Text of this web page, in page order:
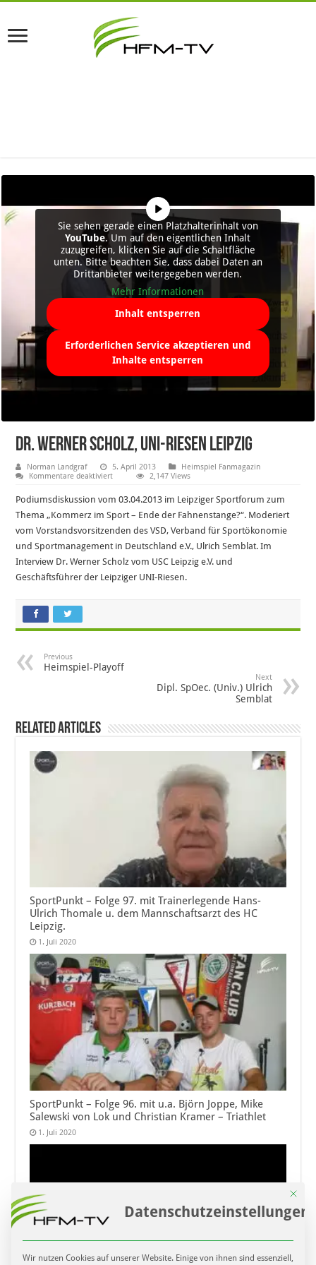
Sie sehen gerade einen Platzhalterinhalt von
YouTube. Um auf den eigentlichen Inhalt
zuzugreifen, klicken Sie auf die Schaltfläche
unten. Bitte beachten Sie, dass dabei Daten an
Drittanbieter weitergegeben werden.
Mehr Informationen
Inhalt entsperren
Erforderlichen Service akzeptieren und
Inhalte entsperren
Dr. Werner Scholz, UNI-Riesen Leipzig
Norman Landgraf 5. April 2013
Heimspiel Fanmagazin
Kommentare deaktiviertfür
Scholz,
UNI-
Riesen
Leipzig
2,147 Views
Podiumsdiskussion vom 03.04.2013 im Leipziger Sportforum zum
Thema „Kommerz im Sport – Ende der Fahnenstange?“. Moderiert
vom Vorstandsvorsitzenden des VSD, Verband für Sportökonomie
und Sportmanagement in Deutschland e.V., Ulrich Semblat. Im
Interview Dr. Werner Scholz vom USC Leipzig e.V. und
Geschäftsführer der Leipziger UNI-Riesen.
Previous
Heimspiel-Playoff
Next
Dipl. SpOec. (Univ.) Ulrich
Semblat
Related Articles
SportPunkt – Folge 97. mit Trainerlegende Hans-
Ulrich Thomale u. dem Mannschaftsarzt des HC
Leipzig.
1. Juli 2020
SportPunkt – Folge 96. mit u.a. Björn Joppe, Mike
Salewski von Lok und Christian Kramer – Triathlet
1. Juli 2020
Mit
Datenschutzeinstellungen
Wir nutzen Cookies auf unserer Website. Einige von ihnen sind essenziell,